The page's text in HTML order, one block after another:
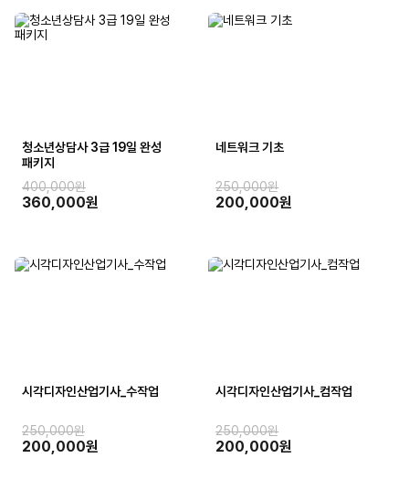
청소년상담사 3급 19일 완성
패키지
400,000원
360,000원
네트워크 기초
250,000원
200,000원
시각디자인산업기사_수작업
250,000원
200,000원
시각디자인산업기사_컴작업
250,000원
200,000원